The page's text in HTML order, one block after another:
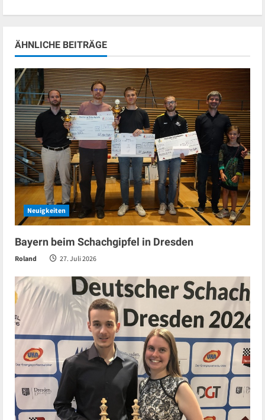
ÄHNLICHE BEITRÄGE
Neuigkeiten
Bayern beim Schachgipfel in Dresden
Roland 27. Juli 2026